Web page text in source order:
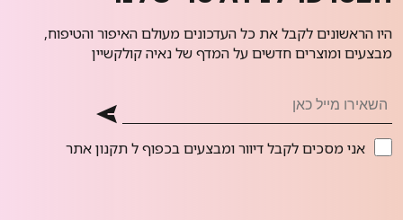
היו הראשונים לקבל את כל העדכונים מעולם האיפור והטיפוח,
מבצעים ומוצרים חדשים על המדף של נאיה קולקשיין
אני מסכים לקבל דיוור ומבצעים בכפוף לתקנון אתר